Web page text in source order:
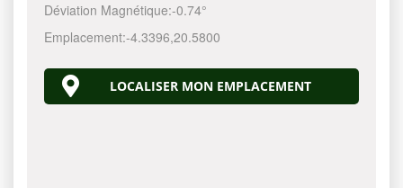
Déviation Magnétique:-0.74°
Emplacement:-4.3396,20.5800
LOCALISER MON EMPLACEMENT